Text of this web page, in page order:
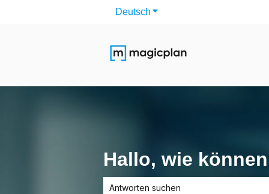
Deutsch Untermenü für
Hallo, wie